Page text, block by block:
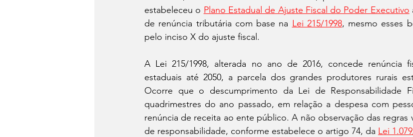
estabeleceu o Plano Estadual de Ajuste Fiscal do Poder Executivo
de renúncia tributária com base na Lei 215/1998, mesmo esses
pelo inciso X do ajuste fiscal.
A Lei 215/1998, alterada no ano de 2016, concede renúncia
estaduais até 2050, a parcela dos grandes produtores rurais
Ocorre que o descumprimento da Lei de Responsabilidade
quadrimestres do ano passado, em relação a despesa com
renúncia de receita ao ente público. A não observação das regras
de responsabilidade, conforme estabelece o artigo 74, da Lei